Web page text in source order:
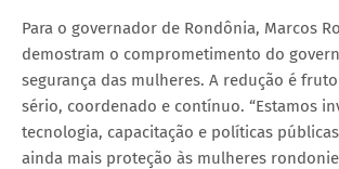
Para o governador de Rondônia, Marcos
demostram o comprometimento do
segurança das mulheres. A redução é
sério, coordenado e contínuo. “Estamos
tecnologia, capacitação e políticas
ainda mais proteção às mulheres